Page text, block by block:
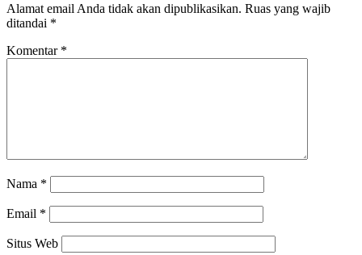
Alamat email Anda tidak akan dipublikasikan. Ruas yang wajib
ditandai *
Komentar *
Nama *
Email *
Situs Web